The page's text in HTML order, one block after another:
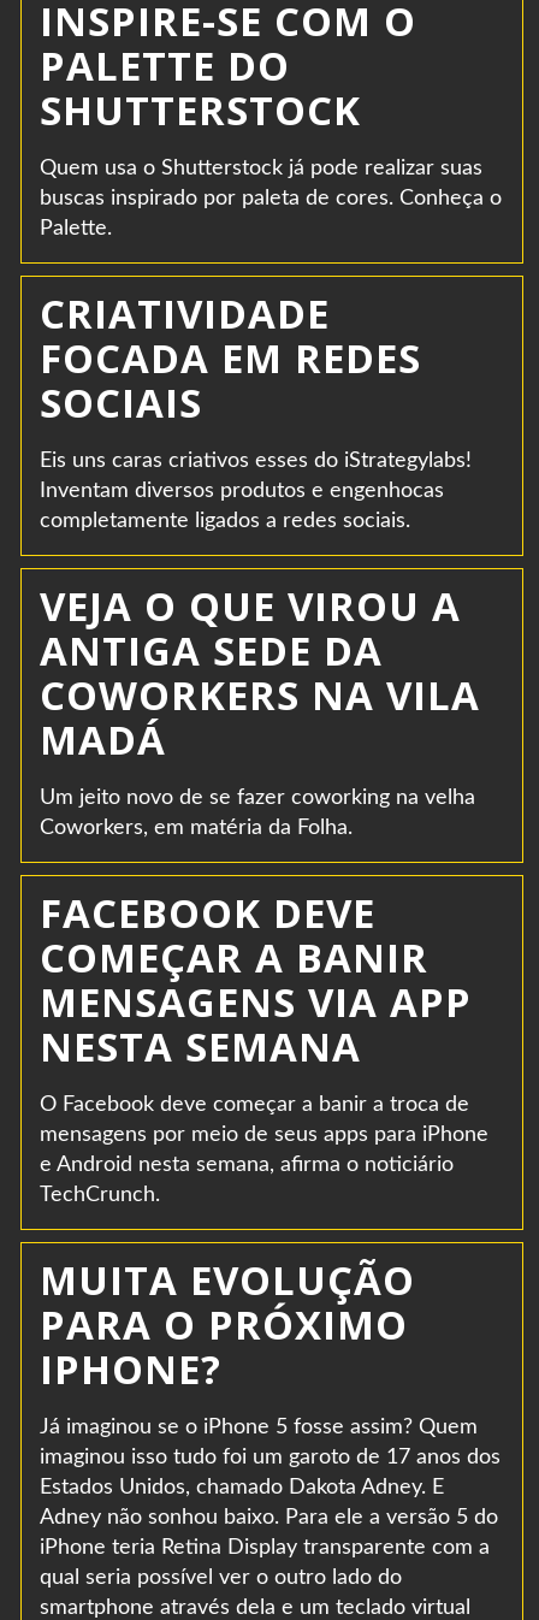
INSPIRE-SE COM O
PALETTE DO
SHUTTERSTOCK
Quem usa o Shutterstock já pode realizar suas
buscas inspirado por paleta de cores. Conheça o
Palette.
CRIATIVIDADE
FOCADA EM REDES
SOCIAIS
Eis uns caras criativos esses do iStrategylabs!
Inventam diversos produtos e engenhocas
completamente ligados a redes sociais.
VEJA O QUE VIROU A
ANTIGA SEDE DA
COWORKERS NA VILA
MADÁ
Um jeito novo de se fazer coworking na velha
Coworkers, em matéria da Folha.
FACEBOOK DEVE
COMEÇAR A BANIR
MENSAGENS VIA APP
NESTA SEMANA
O Facebook deve começar a banir a troca de
mensagens por meio de seus apps para iPhone
e Android nesta semana, afirma o noticiário
TechCrunch.
MUITA EVOLUÇÃO
PARA O PRÓXIMO
IPHONE?
Já imaginou se o iPhone 5 fosse assim? Quem
imaginou isso tudo foi um garoto de 17 anos dos
Estados Unidos, chamado Dakota Adney. E
Adney não sonhou baixo. Para ele a versão 5 do
iPhone teria Retina Display transparente com a
qual seria possível ver o outro lado do
smartphone através dela e um teclado virtual